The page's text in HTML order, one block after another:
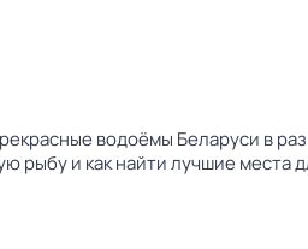
водоёмы Беларуси в
рыбу и как найти лучшие места